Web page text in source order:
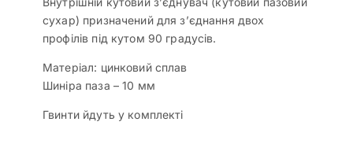
сухар) призначений для з’єднання двох
профілів під кутом 90 градусів.
Матеріал: цинковий сплав
Шиніра паза – 10 мм
Гвинти йдуть у комплекті